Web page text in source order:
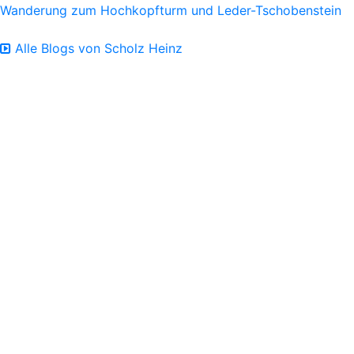
Wanderung zum Hochkopfturm und Leder-Tschobenstein
Alle Blogs von Scholz Heinz